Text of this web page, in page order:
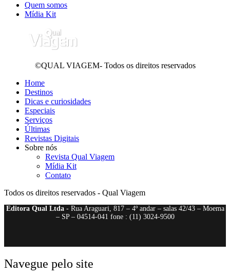
Quem somos
Mídia Kit
©QUAL VIAGEM- Todos os direitos reservados
Home
Destinos
Dicas e curiosidades
Especiais
Serviços
Últimas
Revistas Digitais
Sobre nós
Revista Qual Viagem
Mídia Kit
Contato
Todos os direitos reservados - Qual Viagem
Editora Qual Ltda- Rua Araguari, 817 – 4º andar – salas 42/43 – Moema
– SP – 04514-041 fone : (11) 3024-9500
Navegue pelo site